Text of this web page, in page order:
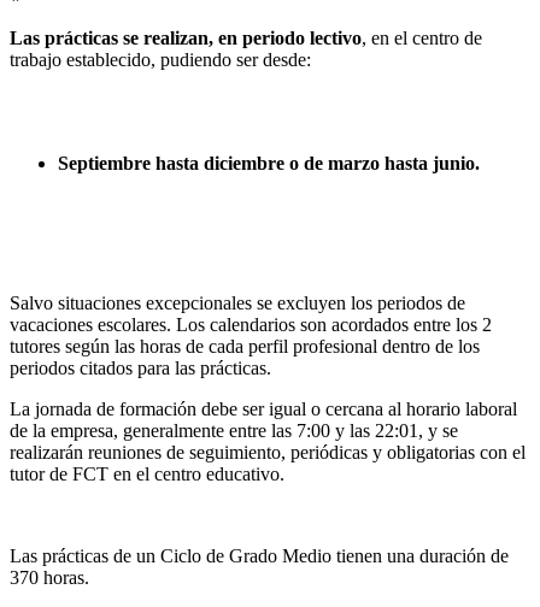
Las prácticas se realizan, en periodo lectivo, en el centro de
trabajo establecido, pudiendo ser desde:
Septiembre hasta diciembre o de marzo hasta junio.
Salvo situaciones excepcionales se excluyen los periodos de
vacaciones escolares. Los calendarios son acordados entre los 2
tutores según las horas de cada perfil profesional dentro de los
periodos citados para las prácticas.
La jornada de formación debe ser igual o cercana al horario laboral
de la empresa, generalmente entre las 7:00 y las 22:01, y se
realizarán reuniones de seguimiento, periódicas y obligatorias con el
tutor de FCT en el centro educativo.
Las prácticas de un Ciclo de Grado Medio tienen una duración de
370 horas.